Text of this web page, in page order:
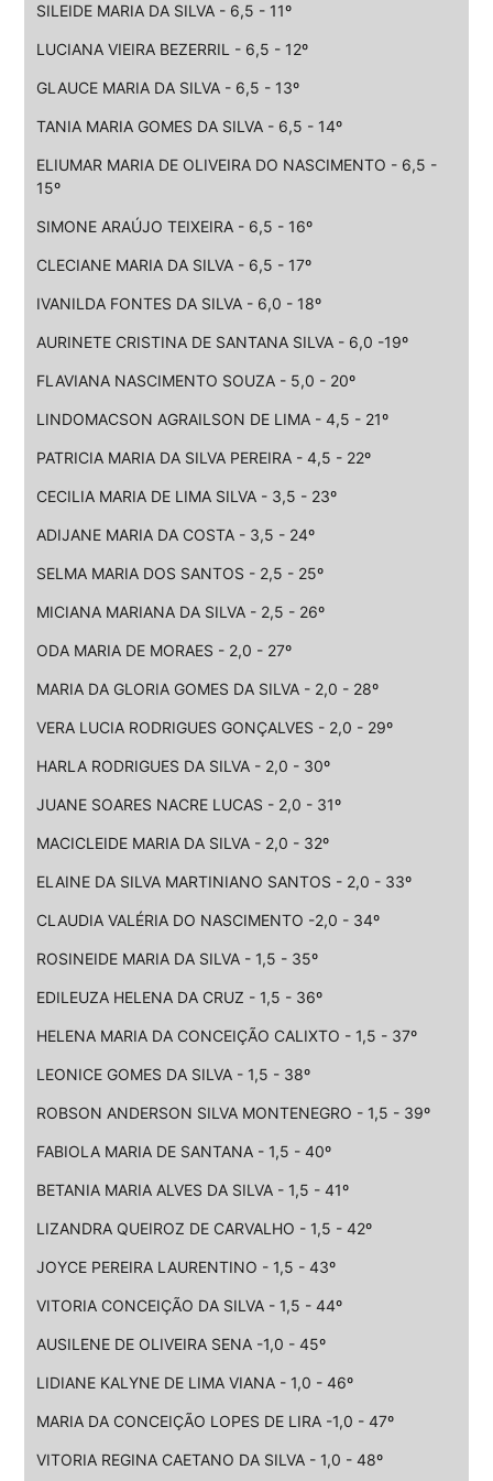
SILEIDE MARIA DA SILVA - 6,5 - 11º
LUCIANA VIEIRA BEZERRIL - 6,5 - 12º
GLAUCE MARIA DA SILVA - 6,5 - 13º
TANIA MARIA GOMES DA SILVA - 6,5 - 14º
ELIUMAR MARIA DE OLIVEIRA DO NASCIMENTO - 6,5 -
15º
SIMONE ARAÚJO TEIXEIRA - 6,5 - 16º
CLECIANE MARIA DA SILVA - 6,5 - 17º
IVANILDA FONTES DA SILVA - 6,0 - 18º
AURINETE CRISTINA DE SANTANA SILVA - 6,0 -19º
FLAVIANA NASCIMENTO SOUZA - 5,0 - 20º
LINDOMACSON AGRAILSON DE LIMA - 4,5 - 21º
PATRICIA MARIA DA SILVA PEREIRA - 4,5 - 22º
CECILIA MARIA DE LIMA SILVA - 3,5 - 23º
ADIJANE MARIA DA COSTA - 3,5 - 24º
SELMA MARIA DOS SANTOS - 2,5 - 25º
MICIANA MARIANA DA SILVA - 2,5 - 26º
ODA MARIA DE MORAES - 2,0 - 27º
MARIA DA GLORIA GOMES DA SILVA - 2,0 - 28º
VERA LUCIA RODRIGUES GONÇALVES - 2,0 - 29º
HARLA RODRIGUES DA SILVA - 2,0 - 30º
JUANE SOARES NACRE LUCAS - 2,0 - 31º
MACICLEIDE MARIA DA SILVA - 2,0 - 32º
ELAINE DA SILVA MARTINIANO SANTOS - 2,0 - 33º
CLAUDIA VALÉRIA DO NASCIMENTO -2,0 - 34º
ROSINEIDE MARIA DA SILVA - 1,5 - 35º
EDILEUZA HELENA DA CRUZ - 1,5 - 36º
HELENA MARIA DA CONCEIÇÃO CALIXTO - 1,5 - 37º
LEONICE GOMES DA SILVA - 1,5 - 38º
ROBSON ANDERSON SILVA MONTENEGRO - 1,5 - 39º
FABIOLA MARIA DE SANTANA - 1,5 - 40º
BETANIA MARIA ALVES DA SILVA - 1,5 - 41º
LIZANDRA QUEIROZ DE CARVALHO - 1,5 - 42º
JOYCE PEREIRA LAURENTINO - 1,5 - 43º
VITORIA CONCEIÇÃO DA SILVA - 1,5 - 44º
AUSILENE DE OLIVEIRA SENA -1,0 - 45º
LIDIANE KALYNE DE LIMA VIANA - 1,0 - 46º
MARIA DA CONCEIÇÃO LOPES DE LIRA -1,0 - 47º
VITORIA REGINA CAETANO DA SILVA - 1,0 - 48º